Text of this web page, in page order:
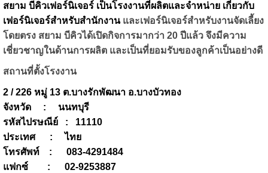
สยาม บีคิวเฟอร์นิเจอร์ เป็นโรงงานที่ผลิตและจำหน่าย เกี่ยวกับ
เฟอร์นิเจอร์สำหรับสำนักงาน และเฟอร์นิเจอร์สำหรับงานจัดเลี้ยง
โดยตรง สยาม บีคิวได้เปิดกิจการมากว่า 20 ปีแล้ว จึงมีความ
เชี่ยวชาญในด้านการผลิต และเป็นที่ยอมรับของลูกค้าเป็นอย่างดี
สถานที่ตั้งโรงงาน
2 / 226 หมู่ 13 ต.บางรักพัฒนา อ.บางบัวทอง
จังหวัด : นนทบุรี
รหัสไปรษณีย์ : 11110
ประเทศ : ไทย
โทรศัพท์ : 083-4291484
แฟกซ์ : 02-9253887